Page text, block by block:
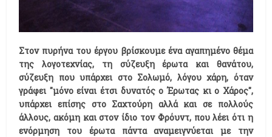
Στον πυρήνα του έργου βρίσκουμε ένα αγαπημένο θέμα
της λογοτεχνίας, τη σύζευξη έρωτα και θανάτου,
σύζευξη που υπάρχει στο Σολωμό, λόγου χάρη, όταν
γράφει "μόνο είναι έτσι δυνατός ο Έρωτας κι ο Χάρος",
υπάρχει επίσης στο Σαχτούρη αλλά και σε πολλούς
άλλους, ακόμη και στον ίδιο τον Φρόυντ, που λέει ότι η
ενόρμηση του έρωτα πάντα αναμειγνύεται με την